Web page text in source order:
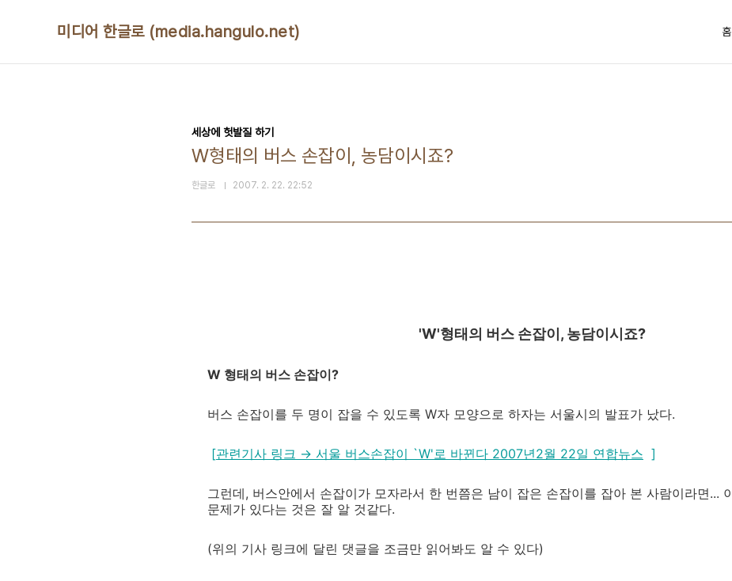
미디어 한글로 (media.hangulo.net) 홈
세상에 헛발질 하기
W형태의 버스 손잡이, 농담이시죠?
한글로 2007. 2. 22. 22:52
'W'형태의 버스 손잡이, 농담이시죠?
W 형태의 버스 손잡이?
버스 손잡이를 두 명이 잡을 수 있도록 W자 모양으로 하자는 서울시의 발표가 났다.
[관련기사 링크 → 서울 버스손잡이 `W'로 바뀐다 2007년2월 22일 연합뉴스 ]
그런데, 버스안에서 손잡이가 모자라서 한 번쯤은 남이 잡은 손잡이를 잡아 본 사람이라면...
문제가 있다는 것은 잘 알 것같다.
(위의 기사 링크에 달린 댓글을 조금만 읽어봐도 알 수 있다)